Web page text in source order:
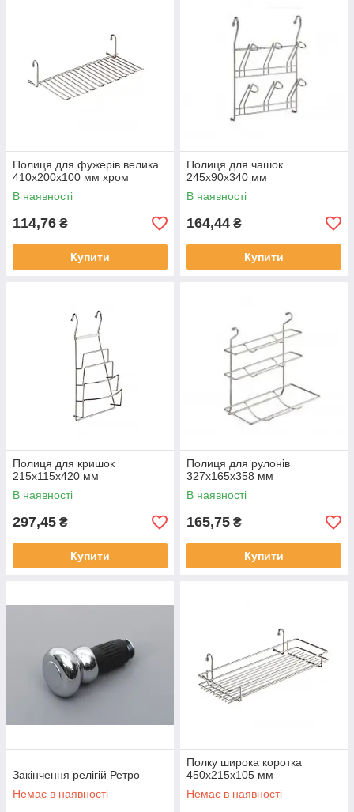
Полиця для фужерів велика
410х200х100 мм хром
В наявності
114,76 ₴
Купити
Полиця для чашок
245х90х340 мм
В наявності
164,44 ₴
Купити
Полиця для кришок
215х115х420 мм
В наявності
297,45 ₴
Купити
Полиця для рулонів
327х165х358 мм
В наявності
165,75 ₴
Купити
Закінчення релігій Ретро
Немає в наявності
Полку широка коротка
450х215х105 мм
Немає в наявності